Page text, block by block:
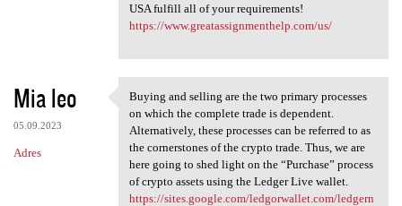
USA fulfill all of your requirements!
https://www.greatassignmenthelp.com/us/
Mia leo
05.09.2023
Adres
Buying and selling are the
Buying and selling are the two primary processes
on which the complete trade is dependent.
Alternatively, these processes can be referred to as
the cornerstones of the crypto trade. Thus, we are
here going to shed light on the “Purchase” process
of crypto assets using the Ledger Live wallet.
https://sites.google.com/ledgorwallet.com/ledgern